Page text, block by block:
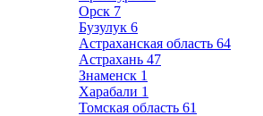
Орск 7
Бузулук 6
Астраханская область 64
Астрахань 47
Знаменск 1
Харабали 1
Томская область 61